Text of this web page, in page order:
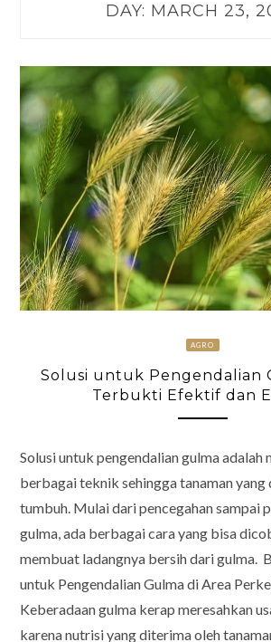
DAY: MARCH 23,
AGRO
Solusi untuk Pengendalian
Terbukti Efektif dan
Solusi untuk pengendalian gulma adalah
berbagai teknik sehingga tanaman
tumbuh. Mulai dari pencegahan sampai
gulma, ada berbagai cara yang bisa
membuat ladangnya bersih dari gulma.
untuk Pengendalian Gulma di Area
Keberadaan gulma kerap meresahkan
karena nutrisi yang diterima oleh